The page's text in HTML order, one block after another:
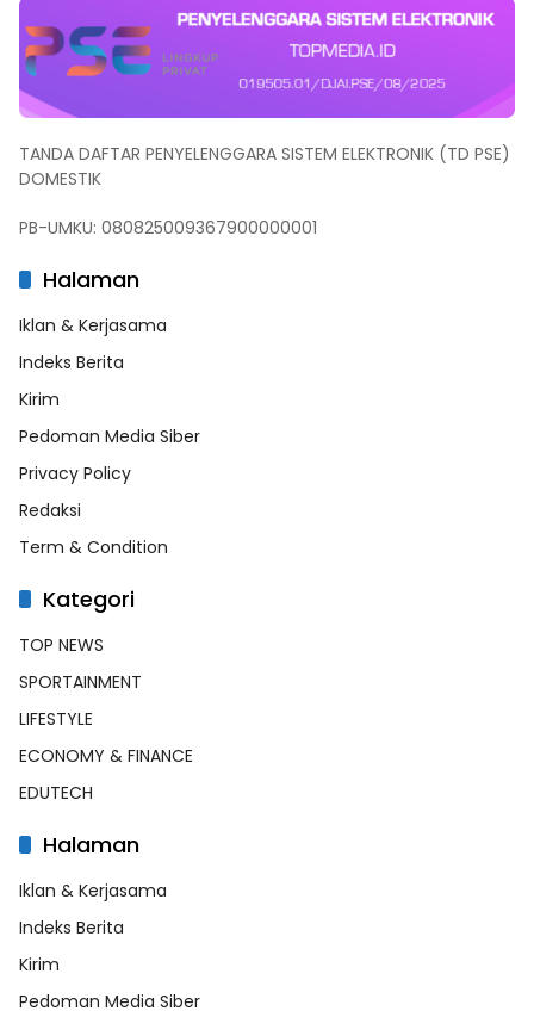
TANDA DAFTAR PENYELENGGARA SISTEM ELEKTRONIK (TD PSE)
DOMESTIK
PB-UMKU: 080825009367900000001
Halaman
Iklan & Kerjasama
Indeks Berita
Kirim
Pedoman Media Siber
Privacy Policy
Redaksi
Term & Condition
Kategori
TOP NEWS
SPORTAINMENT
LIFESTYLE
ECONOMY & FINANCE
EDUTECH
Halaman
Iklan & Kerjasama
Indeks Berita
Kirim
Pedoman Media Siber